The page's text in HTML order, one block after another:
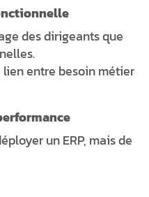
des dirigeants que
entre besoin métier
un ERP, mais de